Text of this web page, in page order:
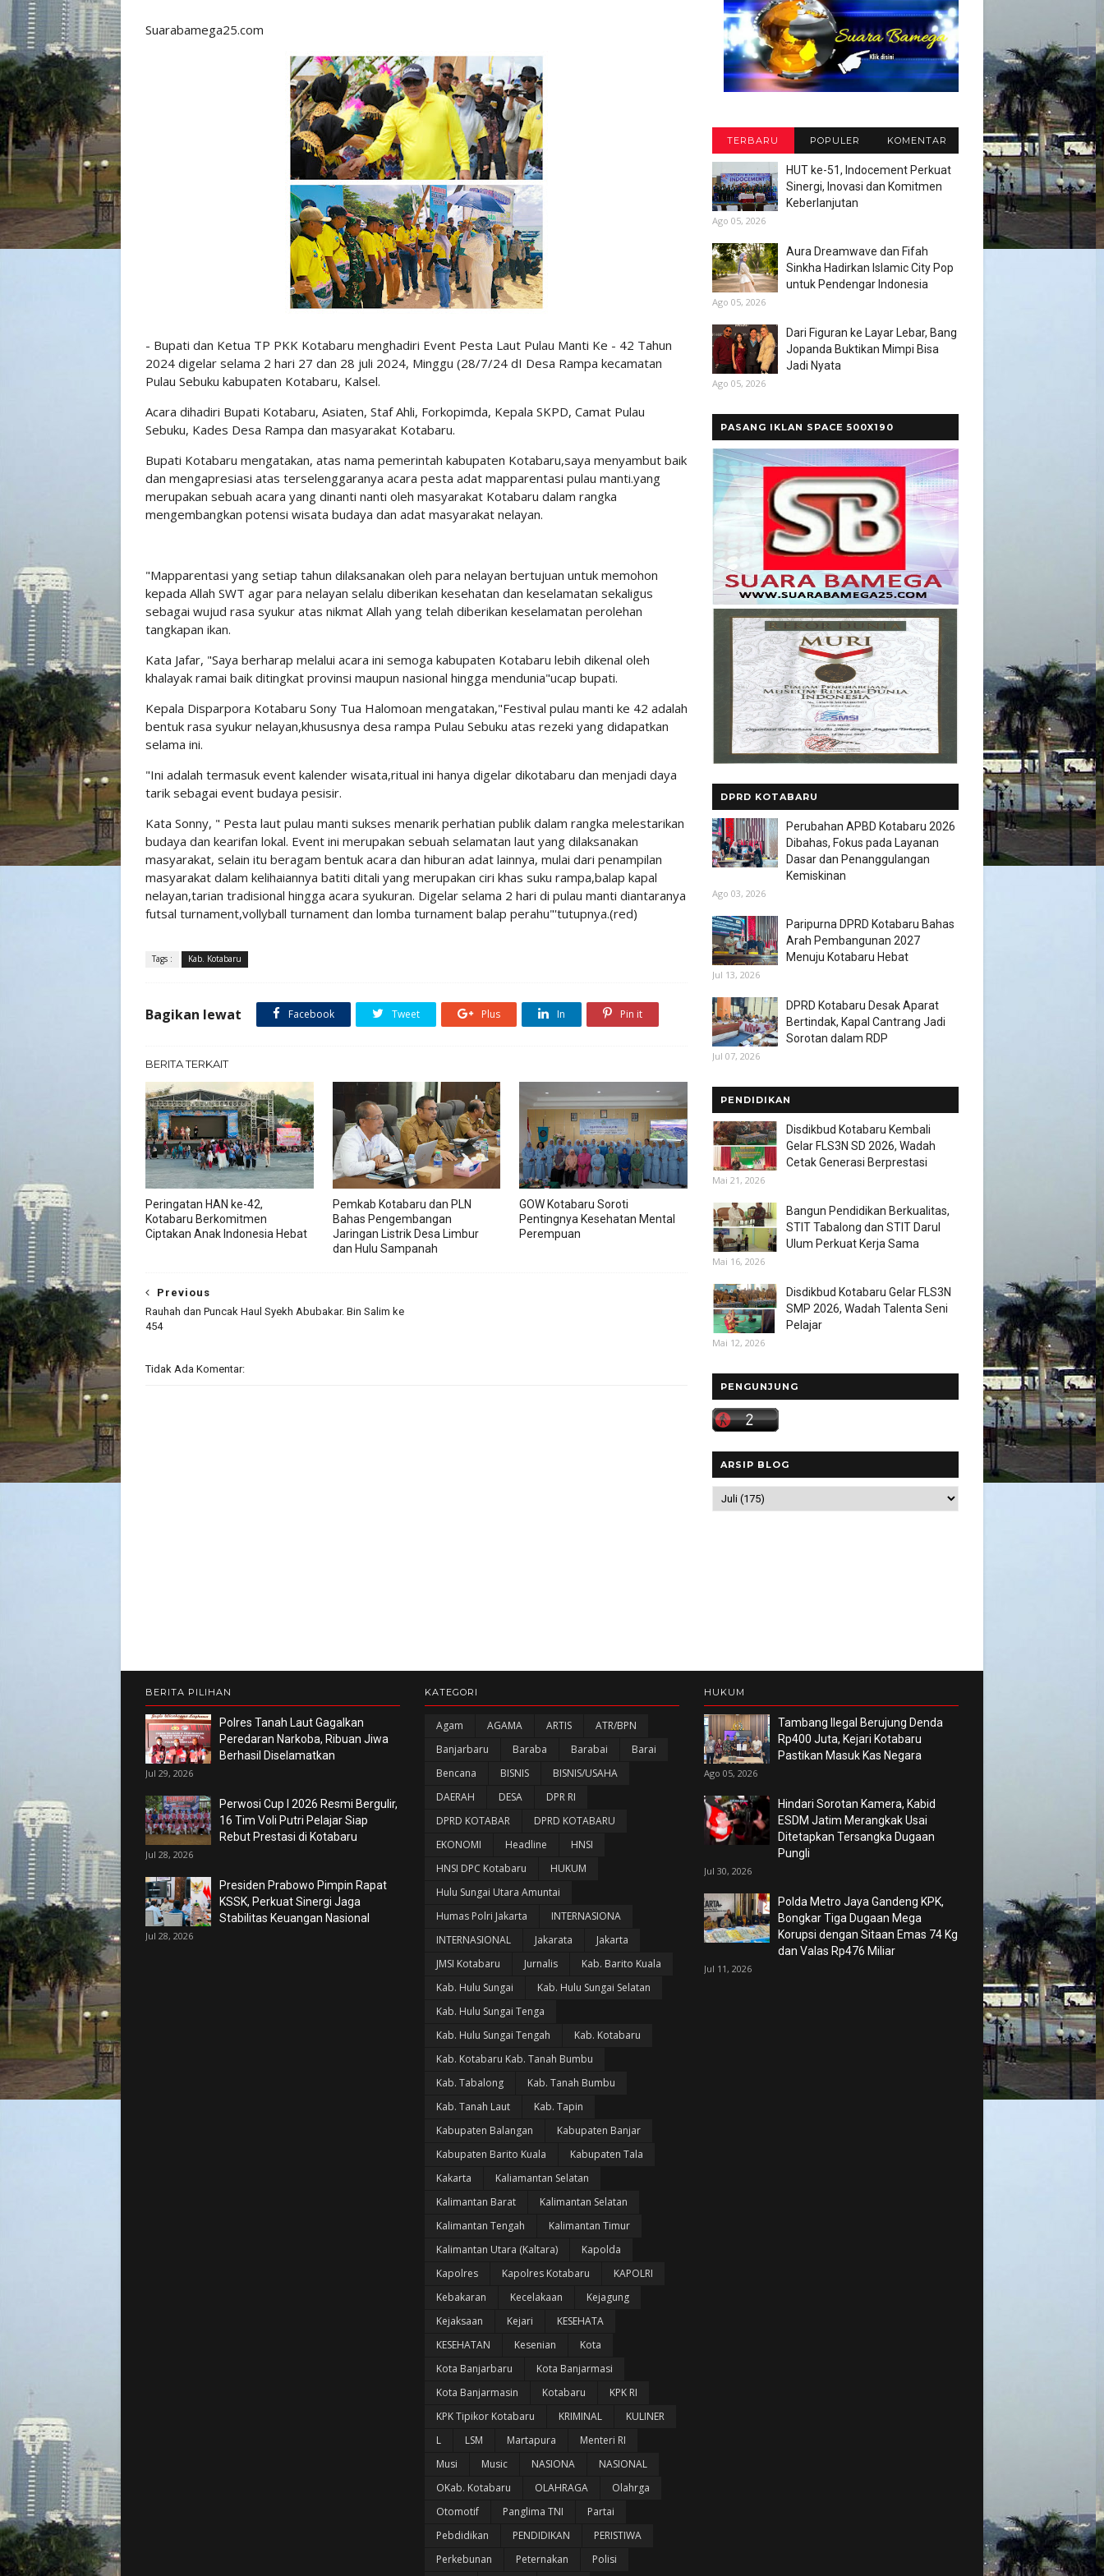
Suarabamega25.com
- Bupati dan Ketua TP PKK Kotabaru menghadiri Event Pesta Laut Pulau Manti Ke - 42 Tahun
2024 digelar selama 2 hari 27 dan 28 juli 2024, Minggu (28/7/24 dI Desa Rampa kecamatan
Pulau Sebuku kabupaten Kotabaru, Kalsel.
Acara dihadiri Bupati Kotabaru, Asiaten, Staf Ahli, Forkopimda, Kepala SKPD, Camat Pulau
Sebuku, Kades Desa Rampa dan masyarakat Kotabaru.
Bupati Kotabaru mengatakan, atas nama pemerintah kabupaten Kotabaru,saya menyambut baik
dan mengapresiasi atas terselenggaranya acara pesta adat mapparentasi pulau manti.yang
merupakan sebuah acara yang dinanti nanti oleh masyarakat Kotabaru dalam rangka
mengembangkan potensi wisata budaya dan adat masyarakat nelayan.
"Mapparentasi yang setiap tahun dilaksanakan oleh para nelayan bertujuan untuk memohon
kepada Allah SWT agar para nelayan selalu diberikan kesehatan dan keselamatan sekaligus
sebagai wujud rasa syukur atas nikmat Allah yang telah diberikan keselamatan perolehan
tangkapan ikan.
Kata Jafar, "Saya berharap melalui acara ini semoga kabupaten Kotabaru lebih dikenal oleh
khalayak ramai baik ditingkat provinsi maupun nasional hingga mendunia"ucap bupati.
Kepala Disparpora Kotabaru Sony Tua Halomoan mengatakan,"Festival pulau manti ke 42 adalah
bentuk rasa syukur nelayan,khususnya desa rampa Pulau Sebuku atas rezeki yang didapatkan
selama ini.
"Ini adalah termasuk event kalender wisata,ritual ini hanya digelar dikotabaru dan menjadi daya
tarik sebagai event budaya pesisir.
Kata Sonny, " Pesta laut pulau manti sukses menarik perhatian publik dalam rangka melestarikan
budaya dan kearifan lokal. Event ini merupakan sebuah selamatan laut yang dilaksanakan
masyarakat, selain itu beragam bentuk acara dan hiburan adat lainnya, mulai dari penampilan
masyarakat dalam kelihaiannya batiti ditali yang merupakan ciri khas suku rampa,balap kapal
nelayan,tarian tradisional hingga acara syukuran. Digelar selama 2 hari di pulau manti diantaranya
futsal turnament,vollyball turnament dan lomba turnament balap perahu"'tutupnya.(red)
Tags : Kab. Kotabaru
Bagikan lewat Facebook Tweet Plus In Pin it
BERITA TERKAIT
Peringatan HAN ke-42,
Kotabaru Berkomitmen
Ciptakan Anak Indonesia Hebat
Pemkab Kotabaru dan PLN
Bahas Pengembangan
Jaringan Listrik Desa Limbur
dan Hulu Sampanah
GOW Kotabaru Soroti
Pentingnya Kesehatan Mental
Perempuan
Previous
Rauhah dan Puncak Haul Syekh Abubakar. Bin Salim ke
454
Tidak Ada Komentar:
TERBARU POPULER KOMENTAR
HUT ke-51, Indocement Perkuat
Sinergi, Inovasi dan Komitmen
Keberlanjutan
Ago 05, 2026
Aura Dreamwave dan Fifah
Sinkha Hadirkan Islamic City Pop
untuk Pendengar Indonesia
Ago 05, 2026
Dari Figuran ke Layar Lebar, Bang
Jopanda Buktikan Mimpi Bisa
Jadi Nyata
Ago 05, 2026
PASANG IKLAN SPACE 500X190
DPRD KOTABARU
Perubahan APBD Kotabaru 2026
Dibahas, Fokus pada Layanan
Dasar dan Penanggulangan
Kemiskinan
Ago 03, 2026
Paripurna DPRD Kotabaru Bahas
Arah Pembangunan 2027
Menuju Kotabaru Hebat
Jul 13, 2026
DPRD Kotabaru Desak Aparat
Bertindak, Kapal Cantrang Jadi
Sorotan dalam RDP
Jul 07, 2026
PENDIDIKAN
Disdikbud Kotabaru Kembali
Gelar FLS3N SD 2026, Wadah
Cetak Generasi Berprestasi
Mai 21, 2026
Bangun Pendidikan Berkualitas,
STIT Tabalong dan STIT Darul
Ulum Perkuat Kerja Sama
Mai 16, 2026
Disdikbud Kotabaru Gelar FLS3N
SMP 2026, Wadah Talenta Seni
Pelajar
Mai 12, 2026
PENGUNJUNG
ARSIP BLOG
BERITA PILIHAN
Polres Tanah Laut Gagalkan
Peredaran Narkoba, Ribuan Jiwa
Berhasil Diselamatkan
Jul 29, 2026
Perwosi Cup I 2026 Resmi Bergulir,
16 Tim Voli Putri Pelajar Siap
Rebut Prestasi di Kotabaru
Jul 28, 2026
Presiden Prabowo Pimpin Rapat
KSSK, Perkuat Sinergi Jaga
Stabilitas Keuangan Nasional
Jul 28, 2026
KATEGORI
Agam AGAMA ARTIS
ATR/BPN
Banjarbaru
Baraba Barabai
Barai
Bencana
BISNIS
BISNIS/USAHA
DAERAH
DESA
DPR RI
DPRD KOTABAR
DPRD KOTABARU
EKONOMI
Headline
HNSI
HNSI DPC Kotabaru
HUKUM
Hulu Sungai Utara Amuntai
Humas Polri Jakarta
INTERNASIONA
INTERNASIONAL
Jakarata
Jakarta
JMSI Kotabaru
Jurnalis
Kab. Barito Kuala
Kab. Hulu Sungai
Kab. Hulu Sungai Selatan
Kab. Hulu Sungai Tenga
Kab. Hulu Sungai Tengah
Kab. Kotabaru
Kab. Kotabaru Kab. Tanah Bumbu
Kab. Tabalong
Kab. Tanah Bumbu
Kab. Tanah Laut
Kab. Tapin
Kabupaten Balangan
Kabupaten Banjar
Kabupaten Barito Kuala
Kabupaten Tala
Kakarta
Kaliamantan Selatan
Kalimantan Barat
Kalimantan Selatan
Kalimantan Tengah
Kalimantan Timur
Kalimantan Utara (Kaltara)
Kapolda
Kapolres
Kapolres Kotabaru
KAPOLRI
Kebakaran
Kecelakaan
Kejagung
Kejaksaan
Kejari
KESEHATA
KESEHATAN
Kesenian
Kota
Kota Banjarbaru
Kota Banjarmasi
Kota Banjarmasin
Kotabaru
KPK RI
KPK Tipikor Kotabaru
KRIMINAL
KULINER
L
LSM Martapura
Menteri RI
Musi
Music NASIONA
NASIONAL
OKab. Kotabaru
OLAHRAGA
Olahrga
Otomotif
Panglima TNI
Partai
Pebdidikan
PENDIDIKAN
PERISTIWA
Perkebunan
Peternakan Polisi
HUKUM
Tambang Ilegal Berujung Denda
Rp400 Juta, Kejari Kotabaru
Pastikan Masuk Kas Negara
Ago 05, 2026
Hindari Sorotan Kamera, Kabid
ESDM Jatim Merangkak Usai
Ditetapkan Tersangka Dugaan
Pungli
Jul 30, 2026
Polda Metro Jaya Gandeng KPK,
Bongkar Tiga Dugaan Mega
Korupsi dengan Sitaan Emas 74 Kg
dan Valas Rp476 Miliar
Jul 11, 2026